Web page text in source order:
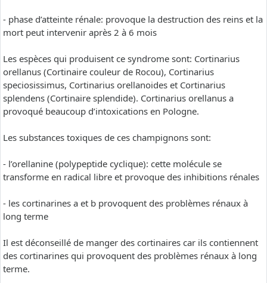
- phase d’atteinte rénale: provoque la destruction des reins et la
mort peut intervenir après 2 à 6 mois
Les espèces qui produisent ce syndrome sont: Cortinarius
orellanus (Cortinaire couleur de Rocou), Cortinarius
speciosissimus, Cortinarius orellanoides et Cortinarius
splendens (Cortinaire splendide). Cortinarius orellanus a
provoqué beaucoup d’intoxications en Pologne.
Les substances toxiques de ces champignons sont:
- l’orellanine (polypeptide cyclique): cette molécule se
transforme en radical libre et provoque des inhibitions rénales
- les cortinarines a et b provoquent des problèmes rénaux à
long terme
Il est déconseillé de manger des cortinaires car ils contiennent
des cortinarines qui provoquent des problèmes rénaux à long
terme.